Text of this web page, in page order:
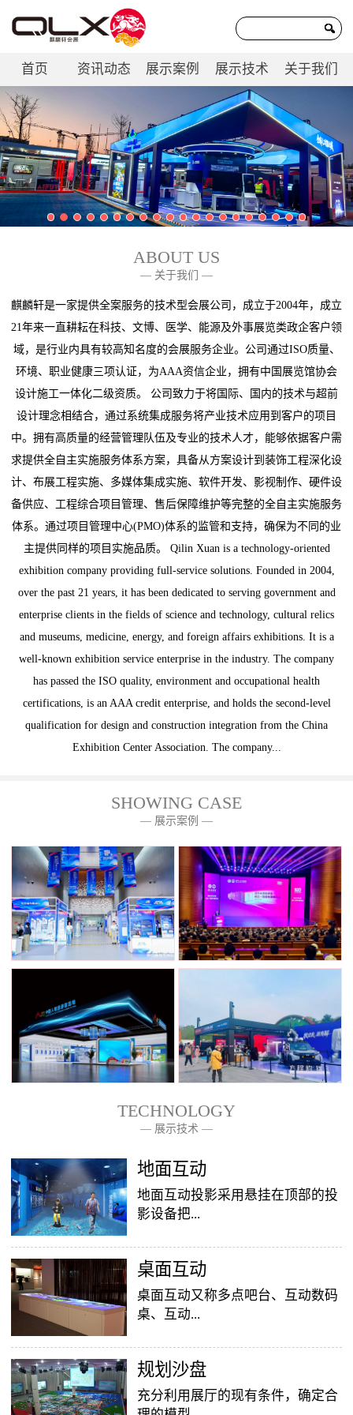
首页 资讯动态 展示案例 展示技术 关于我们
联系我们
ABOUT US
— 关于我们 —
麒麟轩是一家提供全案服务的技术型会展公司，成立于2004年，成立
21年来一直耕耘在科技、文博、医学、能源及外事展览类政企客户领
域，是行业内具有较高知名度的会展服务企业。公司通过ISO质量、
环境、职业健康三项认证，为AAA资信企业，拥有中国展览馆协会
设计施工一体化二级资质。 公司致力于将国际、国内的技术与超前
设计理念相结合，通过系统集成服务将产业技术应用到客户的项目
中。拥有高质量的经营管理队伍及专业的技术人才，能够依据客户需
求提供全自主实施服务体系方案，具备从方案设计到装饰工程深化设
计、布展工程实施、多媒体集成实施、软件开发、影视制作、硬件设
备供应、工程综合项目管理、售后保障维护等完整的全自主实施服务
体系。通过项目管理中心(PMO)体系的监管和支持，确保为不同的业
主提供同样的项目实施品质。 Qilin Xuan is a technology-oriented
exhibition company providing full-service solutions. Founded in 2004,
over the past 21 years, it has been dedicated to serving government and
enterprise clients in the fields of science and technology, cultural relics
and museums, medicine, energy, and foreign affairs exhibitions. It is a
well-known exhibition service enterprise in the industry. The company
has passed the ISO quality, environment and occupational health
certifications, is an AAA credit enterprise, and holds the second-level
qualification for design and construction integration from the China
Exhibition Center Association. The company...
SHOWING CASE
— 展示案例 —
TECHNOLOGY
— 展示技术 —
地面互动
地面互动投影采用悬挂在顶部的投
影设备把...
影像效果投射到地面，当参访着走
至投影区域时，通过系统识别，参
访者可以直接使用双脚或动作与投
效果就会随着你的脚步产生相应的
变幻。地面互动投影系统是集虚拟
互动投影项目，包括水波纹、翻
桌面互动
桌面互动又称多点吧台、互动数码
桌、互动...
投影桌面，让普通的吧台（桌面）
变成一个多媒体互动娱乐游戏消费
平台，图文并茂，形式新颖，令桌
​规划沙盘
充分利用展厅的现有条件，确定合